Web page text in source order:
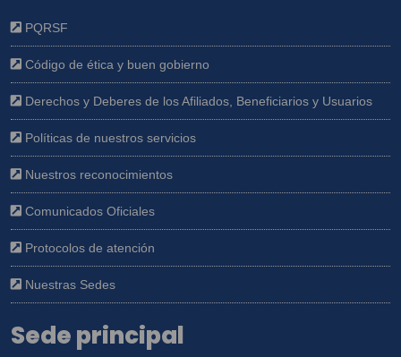
PQRSF
Código de ética y buen gobierno
Derechos y Deberes de los Afiliados, Beneficiarios y Usuarios
Políticas de nuestros servicios
Nuestros reconocimientos
Comunicados Oficiales
Protocolos de atención
Nuestras Sedes
Sede principal